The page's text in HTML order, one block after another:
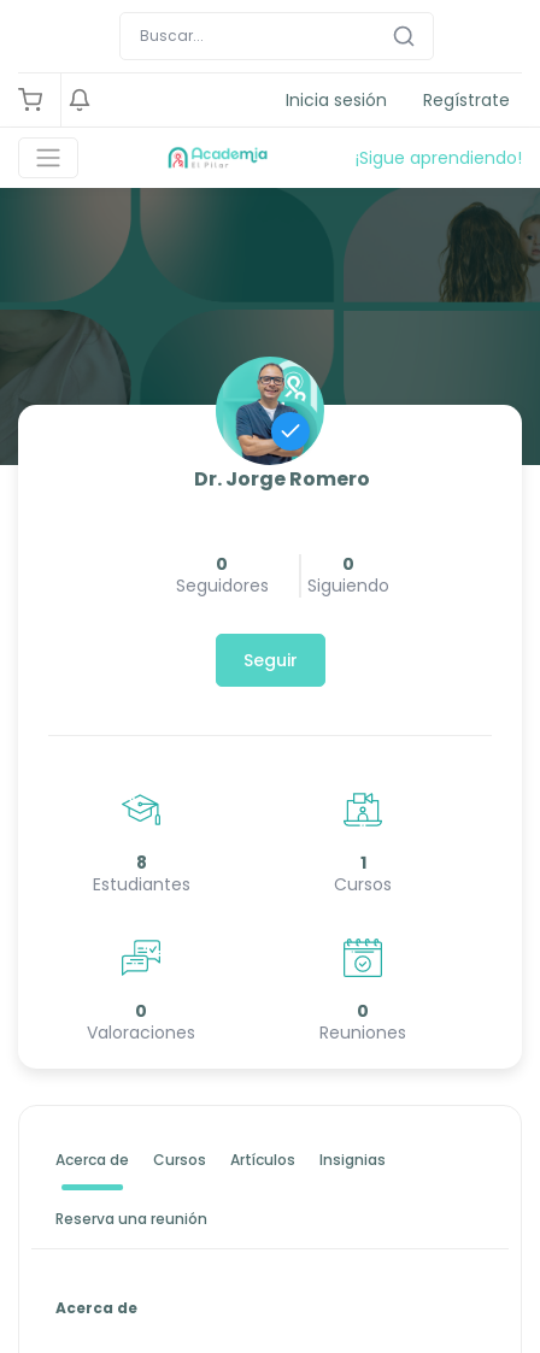
Inicia sesión Regístrate
¡Sigue aprendiendo!
Dr. Jorge Romero
0
Seguidores
0
Siguiendo
Seguir
8
Estudiantes
1
Cursos
0
Valoraciones
0
Reuniones
Acerca de Cursos Artículos Insignias
Reserva una reunión
Acerca de